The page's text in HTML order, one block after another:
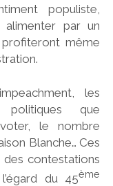
populiste,
alimenter par un
même
les
que
le nombre
Blanche… Ces
contestations
du 45ème